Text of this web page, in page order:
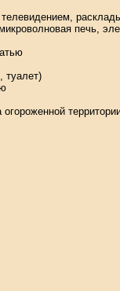
печь,
туалет)